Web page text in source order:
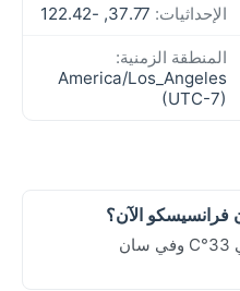
الإحداثيات:
المنطقة الزمنية:
America/Los_Angeles
(UTC-7)
الآن؟
حاليًا، درجة الحرارة في دبي هي 33°C وفي سان